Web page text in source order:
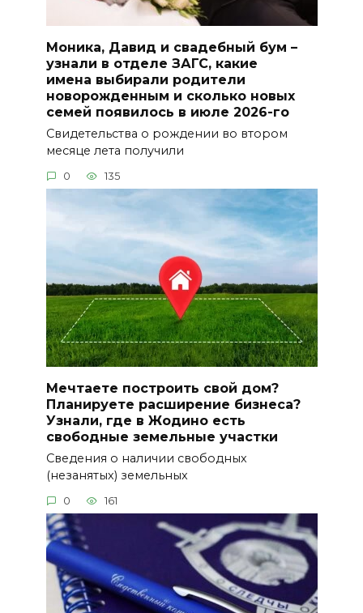
Моника, Давид и свадебный бум –
узнали в отделе ЗАГС, какие
имена выбирали родители
новорожденным и сколько новых
семей появилось в июле 2026-го
Свидетельства о рождении во втором
месяце лета получили
0 135
Мечтаете построить свой дом?
Планируете расширение бизнеса?
Узнали, где в Жодино есть
свободные земельные участки
Сведения о наличии свободных
(незанятых) земельных
0 161